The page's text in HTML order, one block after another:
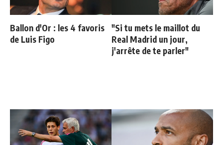
Ballon d'Or : les 4 favoris
de Luis Figo
"Si tu mets le maillot du
Real Madrid un jour,
j'arrête de te parler"